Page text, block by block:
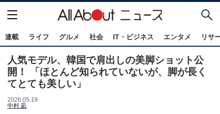
連載 ライフ グルメ 社会 IT・ビジネス エンタメ リサ
人気モデル、韓国で肩出しの美脚ショット公
開！ 「ほとんど知られていないが、脚が長く
てとても美しい」
2026.05.19
中村 凪